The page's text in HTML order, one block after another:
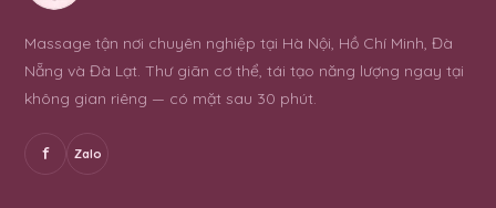
Massage tận nơi chuyên nghiệp tại Hà Nội, Hồ Chí Minh, Đà
Nẵng và Đà Lạt. Thư giãn cơ thể, tái tạo năng lượng ngay tại
không gian riêng — có mặt sau 30 phút.
f Zalo